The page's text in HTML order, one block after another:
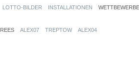
LOTTO-BILDER INSTALLATIONEN WETTBEWERBE
REES ALEX07 TREPTOW ALEX04